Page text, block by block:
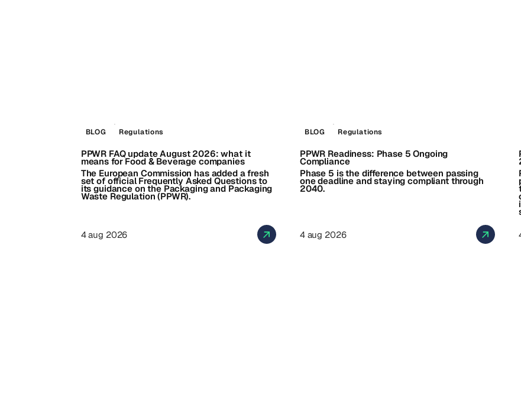
BLOG Regulations
PPWR FAQ update August 2026: what it
means for Food & Beverage companies
The European Commission has added a fresh
set of official Frequently Asked Questions to
its guidance on the Packaging and Packaging
Waste Regulation (PPWR).
4 aug 2026
BLOG Regulations
PPWR Readiness: Phase 5 Ongoing
Compliance
Phase 5 is the difference between passing
one deadline and staying compliant through
2040.
4 aug 2026